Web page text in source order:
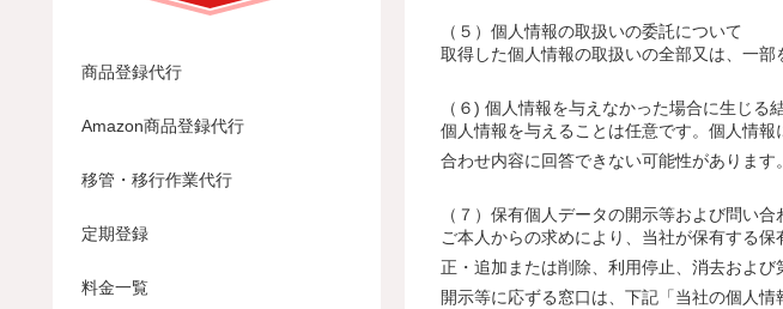
（５）個人情報の取扱いの委託について
取得した個人情報の取扱いの全部又は、一部
（６) 個人情報を与えなかった場合に生じる
個人情報を与えることは任意です。個人情
合わせ内容に回答できない可能性があります。
（７）保有個人データの開示等および問い
ご本人からの求めにより、当社が保有する
正・追加または削除、利用停止、消去および
開示等に応ずる窓口は、下記「当社の個人
商品登録代行
Amazon商品登録代行
移管・移行作業代行
定期登録
料金一覧